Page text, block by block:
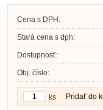
Cena s DPH:
Stará cena s dph:
Dostupnosť:
Obj. číslo:
Pridať do
ks